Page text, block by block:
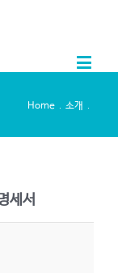
Home 소개
세서